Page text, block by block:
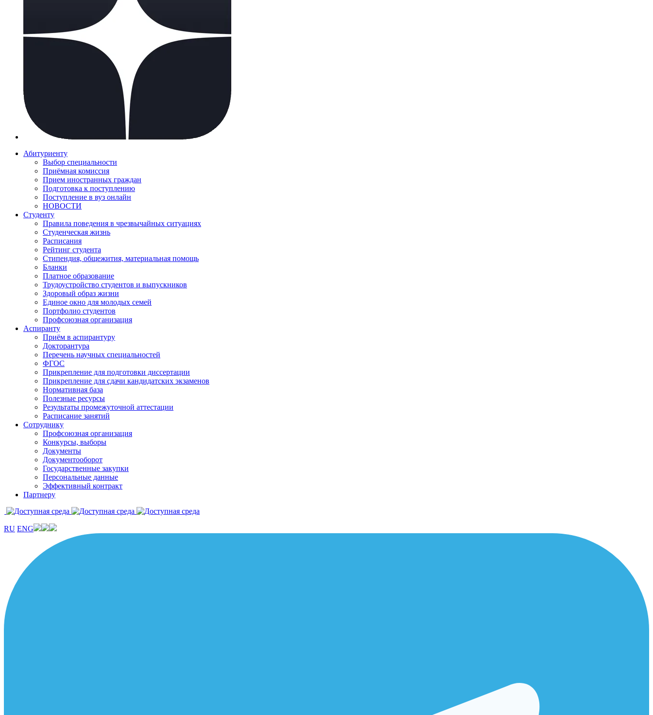
Абитуриенту
Выбор специальности
Приёмная комиссия
Прием иностранных граждан
Подготовка к поступлению
Поступление в вуз онлайн
НОВОСТИ
Студенту
Правила поведения в чрезвычайных ситуациях
Студенческая жизнь
Расписания
Рейтинг студента
Стипендия, общежития, материальная помощь
Бланки
Платное образование
Трудоустройство студентов и выпускников
Здоровый образ жизни
Единое окно для молодых семей
Портфолио студентов
Профсоюзная организация
Аспиранту
Приём в аспирантуру
Докторантура
Перечень научных специальностей
ФГОС
Прикрепление для подготовки диссертации
Прикрепление для сдачи кандидатских экзаменов
Нормативная база
Полезные ресурсы
Результаты промежуточной аттестации
Расписание занятий
Сотруднику
Профсоюзная организация
Конкурсы, выборы
Документы
Документооборот
Государственные закупки
Персональные данные
Эффективный контракт
Партнеру
RU ENG